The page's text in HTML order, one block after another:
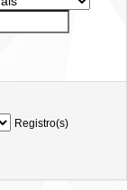
Registro(s)